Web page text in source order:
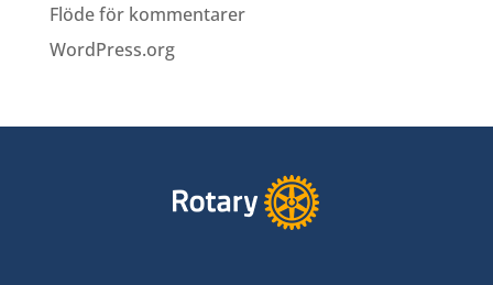
Flöde för kommentarer
WordPress.org